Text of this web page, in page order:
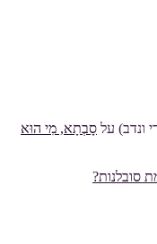
ונדב) על סָבְתָא, מִי הוּא
סובלנות?